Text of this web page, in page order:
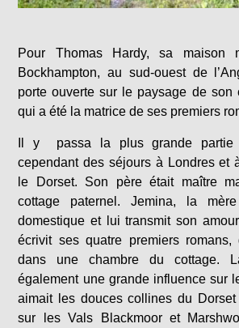
Pour Thomas Hardy, sa maison
Bockhampton, au sud-ouest de
porte ouverte sur le paysage de son
qui a été la matrice de ses premiers
Il y passa la plus grande
cependant des séjours à Londres et
le Dorset. Son père était maître
cottage paternel. Jemina, la
domestique et lui transmit son
écrivit ses quatre premiers romans,
dans une chambre du cottage.
également une grande influence sur
aimait les douces collines du
sur les Vals Blackmoor et